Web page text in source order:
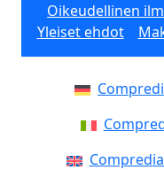
Oikeudellinen
Yleiset ehdot